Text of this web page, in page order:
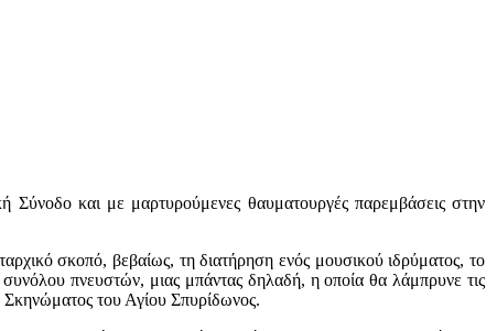
Σύνοδο και με μαρτυρούμενες θαυματουργές παρεμβάσεις στην
σκοπό, βεβαίως, τη διατήρηση ενός μουσικού ιδρύματος, το
πνευστών, μιας μπάντας δηλαδή, η οποία θα λάμπρυνε τις
Σκηνώματος του Αγίου Σπυρίδωνος.